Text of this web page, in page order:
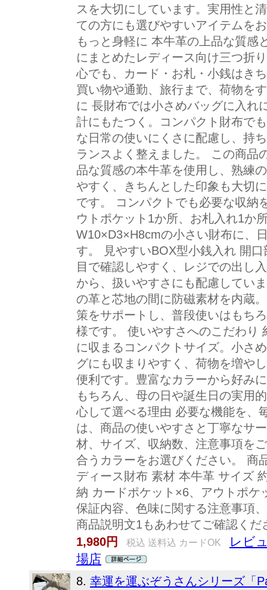
スを大切にしています。実用性と
ての方にも選びやすいアイテムを
もっと身軽に 本牛革の上品な質感
にまとめたレディース向け三つ折
心でも、カード・お札・小銭はき
買い物や通勤、旅行まで、荷物を
に 長財布では小さめバッグに入れ
計にもたつく。コンパクト財布で
な日常の使いにくさに配慮し、持
ランスよく整えました。 この商品
品な質感の本牛革を使用し、熟練
やすく、きちんとした印象も大切
です。 コンパクトでも必要な収納
ウトポケット1か所、お札入れ1か
W10×D3×H8cmの小さい財布に、
す。 見やすいBOX型小銭入れ 開
目で確認しやすく、レジでの出し
から、扱いやすさにも配慮してい
の革と芯地の間に防磁素材を内蔵
策をサポートし、普段使いはもち
様です。 使いやすさへのこだわり
に収まるコンパクトサイズ。小さ
グにも収まりやすく、荷物を増や
便利です。豊富なカラーから好み
もちろん、母の日や誕生日の実用
心して選べる理由 必要な機能を、
は、商品の使いやすさと丁寧なサ
材、サイズ、収納数、注意事項を
合うカラーをお選びください。 商
ディース財布 素材 本牛革 サイズ
納 カードポケット×6、アウトポ
保証内容、色味に関する注意事項
商品説明文1もあわせてご確認くだ
1,980円
税込 送料込 カードOK
レビ
場店
8. 幸運を運ぶぞうさんシリーズ「